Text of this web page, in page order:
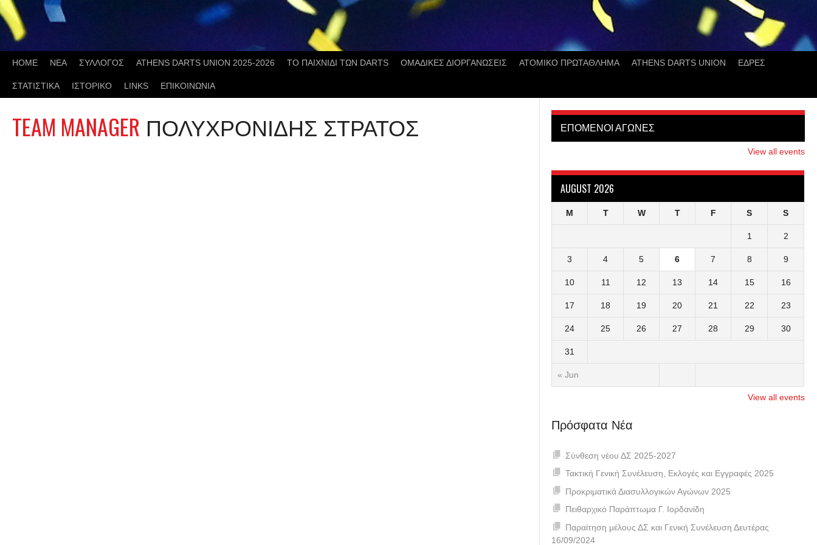
Skip
to
content
HOME ΝΕΑ ΣΥΛΛΟΓΟΣ ATHENS DARTS UNION 2025-2026 ΤΟ ΠΑΙΧΝΙΔΙ ΤΩΝ DARTS ΟΜΑΔΙΚΕΣ ΔΙΟΡΓΑΝΩΣΕΙΣ ΑΤΟΜΙΚΟ ΠΡΩΤΑΘΛΗΜΑ ATHENS DARTS UNION ΕΔΡΕΣ
ΣΤΑΤΙΣΤΙΚΑ ΙΣΤΟΡΙΚΟ LINKS ΕΠΙΚΟΙΝΩΝΙΑ
TEAM MANAGER ΠΟΛΥΧΡΟΝΙΔΗΣ ΣΤΡΑΤΟΣ ΕΠΟΜΕΝΟΙ ΑΓΩΝΕΣ
View all events
AUGUST 2026
M T W T F S S
« Jun
1 2
3 4 5 6 7 8 9
10 11 12 13 14 15 16
17 18 19 20 21 22 23
24 25 26 27 28 29 30
31
View all events
Πρόσφατα Νέα
Σύνθεση νέου ΔΣ 2025-2027
Τακτική Γενική Συνέλευση, Εκλογές και Εγγραφές 2025
Προκριματικά Διασυλλογικών Αγώνων 2025
Πειθαρχικό Παράπτωμα Γ. Ιορδανίδη
Παραίτηση μέλους ΔΣ και Γενική Συνέλευση Δευτέρας
16/09/2024